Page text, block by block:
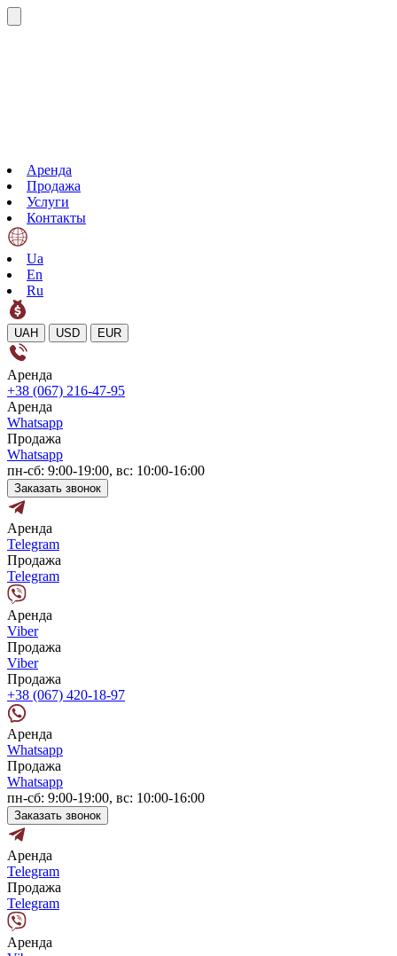
Аренда
Продажа
Услуги
Контакты
Ua
En
Ru
UAH USD EUR
Аренда
+38 (067) 216-47-95
Аренда
Whatsapp
Продажа
Whatsapp
пн-сб: 9:00-19:00, вс: 10:00-16:00
Заказать звонок
Аренда
Telegram
Продажа
Telegram
Аренда
Viber
Продажа
Viber
Продажа
+38 (067) 420-18-97
Аренда
Whatsapp
Продажа
Whatsapp
пн-сб: 9:00-19:00, вс: 10:00-16:00
Заказать звонок
Аренда
Telegram
Продажа
Telegram
Аренда